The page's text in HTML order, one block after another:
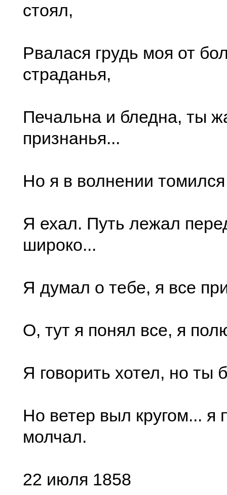
стоял,
Рвалася грудь моя от
страданья,
Печальна и бледна, ты
признанья...
Но я в волнении
Я ехал. Путь лежал
широко...
Я думал о тебе, я все
О, тут я понял все, я
Я говорить хотел, но ты
Но ветер выл кругом... я
молчал.
22 июля 1858